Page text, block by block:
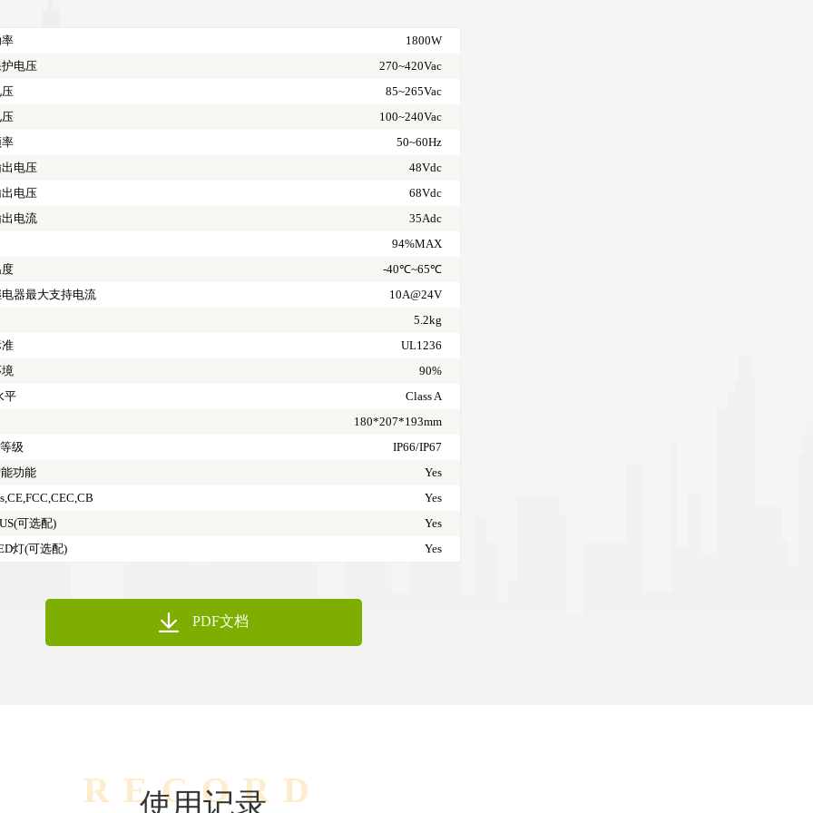
1800W
电压
270~420Vac
85~265Vac
100~240Vac
50~60Hz
电压
48Vdc
电压
68Vdc
电流
35Adc
94%MAX
-40℃~65℃
器最大支持电流
10A@24V
5.2kg
UL1236
90%
平
Class A
180*207*193mm
级
IP66/IP67
功能
Yes
Yes
可选配)
Yes
灯(可选配)
Yes
PDF文档
RECORD
使用记录